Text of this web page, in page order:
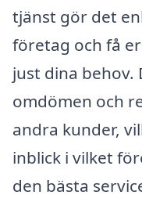
tjänst gör det
företag och få
just dina behov.
omdömen och
andra kunder,
inblick i vilket
den bästa